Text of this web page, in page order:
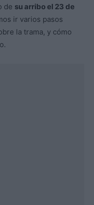
de su arribo el 23 de
ir varios pasos
la trama, y cómo